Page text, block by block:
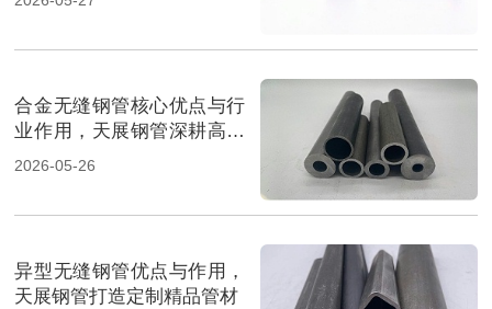
合金无缝钢管核心优点与行
业作用，天展钢管深耕高端
管材
2026-05-26
异型无缝钢管优点与作用，
天展钢管打造定制精品管材